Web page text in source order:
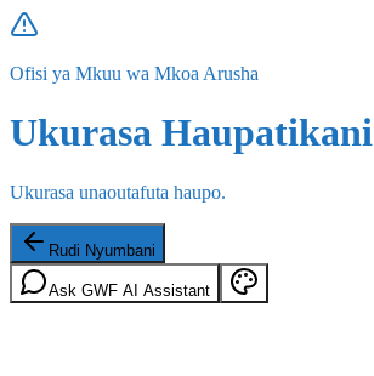
Ofisi ya Mkuu wa Mkoa Arusha
Ukurasa Haupatikani
Ukurasa unaoutafuta haupo.
Rudi Nyumbani
Ask GWF AI Assistant